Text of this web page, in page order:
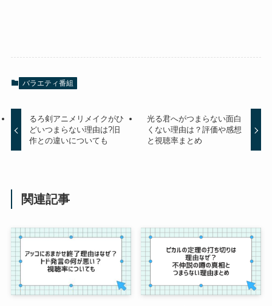
バラエティ番組
るろ剣アニメリメイクがひ
どいつまらない理由は?旧
作との違いについても
光る君へがつまらない面白
くない理由は？評価や感想
と視聴率まとめ
関連記事